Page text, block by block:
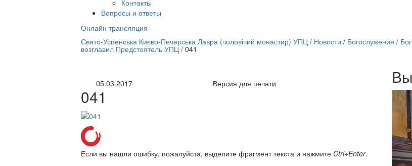
Контакты
Вопросы и ответы
Онлайн трансляция
12 сентября
Онлайн
12
12
12
12
12
12 сентября
12
12
Свято-Успенська Києво-Печерська Лавра (чоловічий монастир) УПЦ/ Новости / Богослужения /
возглавил Предстоятель УПЦ/ 041
05.03.2017 Версия для печати
041
Если вы нашли ошибку, пожалуйста, выделите фрагмент текста и нажмите Ctrl+Enter.